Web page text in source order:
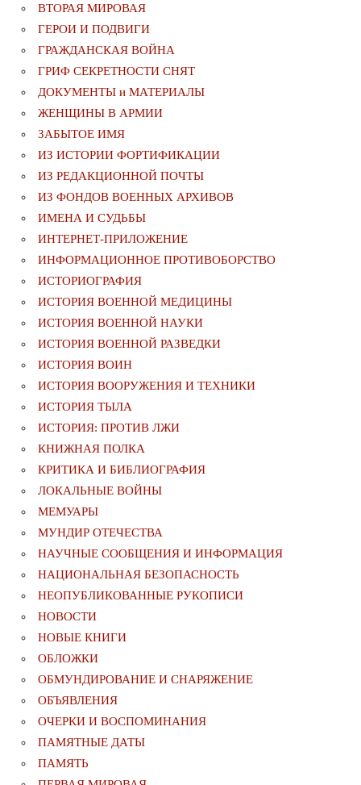
ВТОРАЯ МИРОВАЯ
ГЕРОИ И ПОДВИГИ
ГРАЖДАНСКАЯ ВОЙНА
ГРИФ СЕКРЕТНОСТИ СНЯТ
ДОКУМЕНТЫ и МАТЕРИАЛЫ
ЖЕНЩИНЫ В АРМИИ
ЗАБЫТОЕ ИМЯ
ИЗ ИСТОРИИ ФОРТИФИКАЦИИ
ИЗ РЕДАКЦИОННОЙ ПОЧТЫ
ИЗ ФОНДОВ ВОЕННЫХ АРХИВОВ
ИМЕНА И СУДЬБЫ
ИНТЕРНЕТ-ПРИЛОЖЕНИЕ
ИНФОРМАЦИОННОЕ ПРОТИВОБОРСТВО
ИСТОРИОГРАФИЯ
ИСТОРИЯ ВОЕННОЙ МЕДИЦИНЫ
ИСТОРИЯ ВОЕННОЙ НАУКИ
ИСТОРИЯ ВОЕННОЙ РАЗВЕДКИ
ИСТОРИЯ ВОИН
ИСТОРИЯ ВООРУЖЕНИЯ И ТЕХНИКИ
ИСТОРИЯ ТЫЛА
ИСТОРИЯ: ПРОТИВ ЛЖИ
КНИЖНАЯ ПОЛКА
КРИТИКА И БИБЛИОГРАФИЯ
ЛОКАЛЬНЫЕ ВОЙНЫ
МЕМУАРЫ
МУНДИР ОТЕЧЕСТВА
НАУЧНЫЕ СООБЩЕНИЯ И ИНФОРМАЦИЯ
НАЦИОНАЛЬНАЯ БЕЗОПАСНОСТЬ
НЕОПУБЛИКОВАННЫЕ РУКОПИСИ
НОВОСТИ
НОВЫЕ КНИГИ
ОБЛОЖКИ
ОБМУНДИРОВАНИЕ И СНАРЯЖЕНИЕ
ОБЪЯВЛЕНИЯ
ОЧЕРКИ И ВОСПОМИНАНИЯ
ПАМЯТНЫЕ ДАТЫ
ПАМЯТЬ